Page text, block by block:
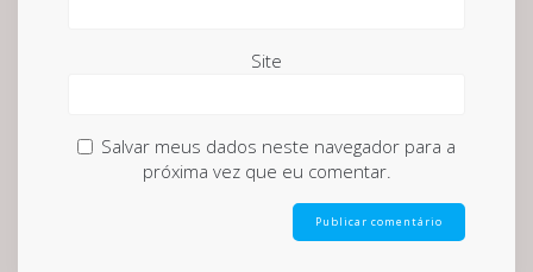
Site
Salvar meus dados neste navegador para a
próxima vez que eu comentar.